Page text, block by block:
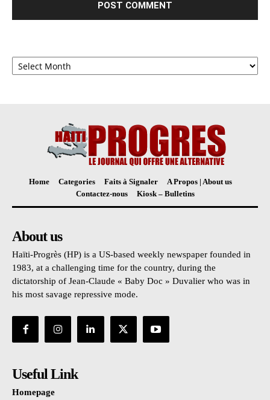
Archives
Home Categories Faits à Signaler
A Propos | About us
Contactez-nous
Kiosk – Bulletins
About us
Haïti-Progrès (HP) is a US-based weekly newspaper founded in
1983, at a challenging time for the country, during the
dictatorship of Jean-Claude « Baby Doc » Duvalier who was in
his most savage repressive mode.
Useful Link
Homepage